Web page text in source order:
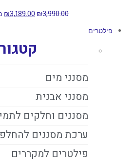
₪3,990.00
₪3,189.00
פילטרים
מסנני מים
מסנני אבנית
מסננים וחלקים לתמי 4
ערכת מסננים
פילטרים למקררים